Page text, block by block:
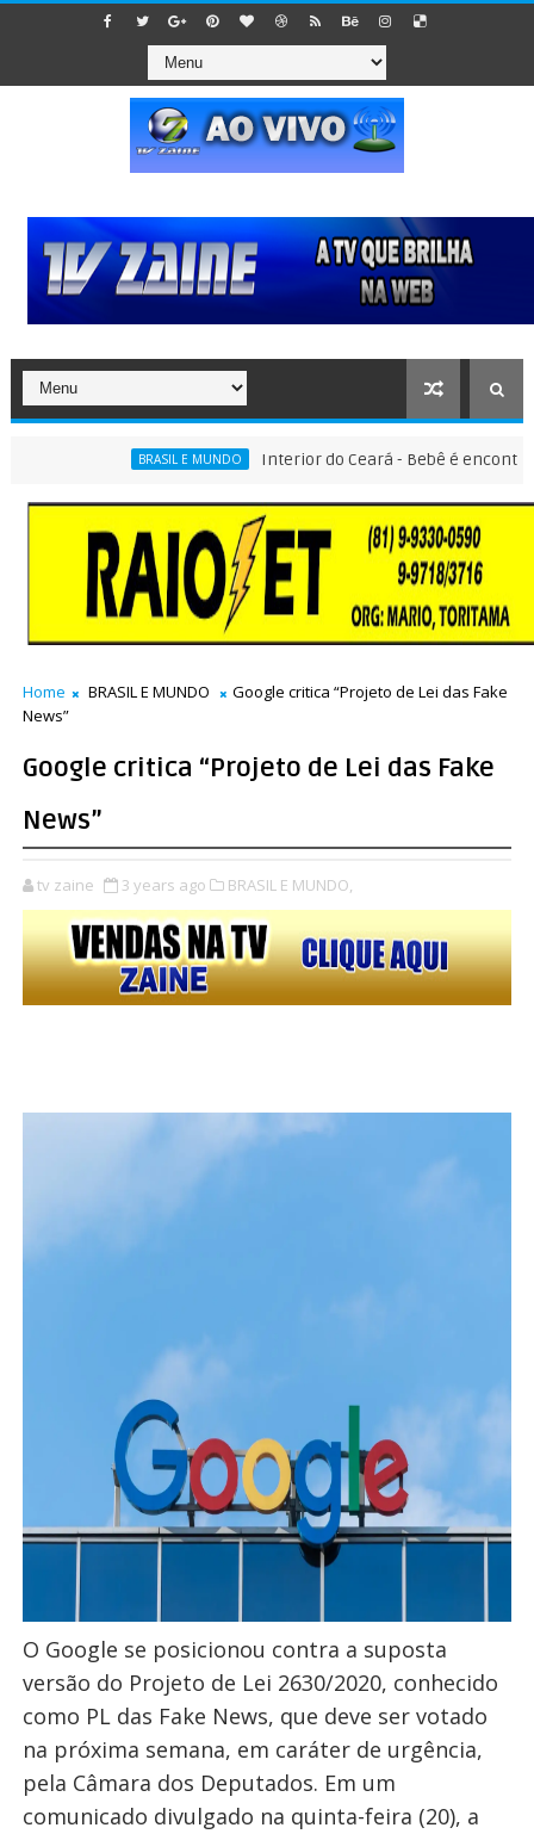
BRASIL E MUNDO Interior do Ceará - Bebê é encontrado
Home BRASIL E MUNDO
Google critica “Projeto de Lei das Fake
News”
Google critica “Projeto de Lei das Fake
News”
tv zaine 3 years ago BRASIL E MUNDO,
O Google se posicionou contra a suposta
versão do Projeto de Lei 2630/2020, conhecido
como PL das Fake News, que deve ser votado
na próxima semana, em caráter de urgência,
pela Câmara dos Deputados. Em um
comunicado divulgado na quinta-feira (20), a